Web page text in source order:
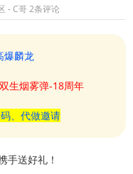
- C哥2条评论
爆麟龙
生烟雾弹-18周年
、代做邀请
手送好礼！